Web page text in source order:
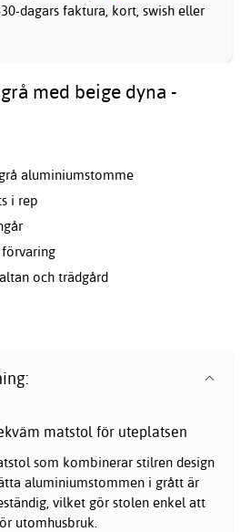
dagars faktura, kort, swish eller
med beige dyna -
aluminiumstomme
i rep
och trädgård
matstol för uteplatsen
som kombinerar stilren design
aluminiumstommen i grått är
vilket gör stolen enkel att
utomhusbruk.